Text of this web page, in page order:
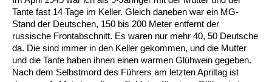
Tante fast 14 Tage im Keller. Gleich daneben war ein MG-
Stand der Deutschen, 150 bis 200 Meter entfernt der
russische Frontabschnitt. Es waren nur mehr 40, 50 Deutsche
da. Die sind immer in den Keller gekommen, und die Mutter
und die Tante haben ihnen einen warmen Glühwein gegeben.
Nach dem Selbstmord des Führers am letzten Apriltag ist